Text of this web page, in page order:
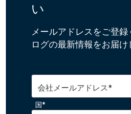
い
メールアドレスをご登
ログの最新情報をお届け
会社メールアドレス*
国*